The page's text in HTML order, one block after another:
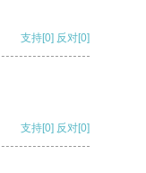
支持[0] 反对[0]
支持[0] 反对[0]